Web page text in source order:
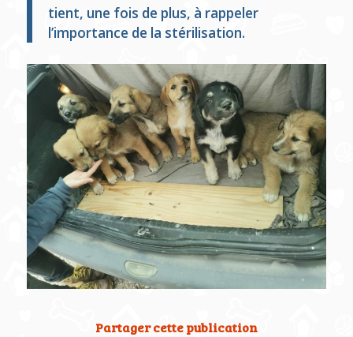
tient, une fois de plus, à rappeler
l’importance de la stérilisation.
Partager cette publication